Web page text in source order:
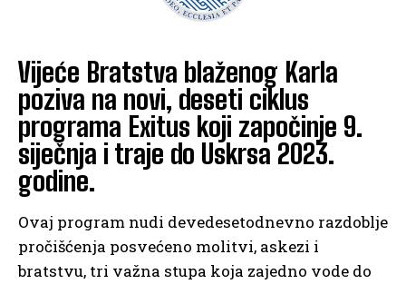
Vijeće Bratstva blaženog Karla
poziva na novi, deseti ciklus
programa Exitus koji započinje 9.
siječnja i traje do Uskrsa 2023.
godine.
Ovaj program nudi devedesetodnevno razdoblje
pročišćenja posvećeno molitvi, askezi i
bratstvu, tri važna stupa koja zajedno vode do